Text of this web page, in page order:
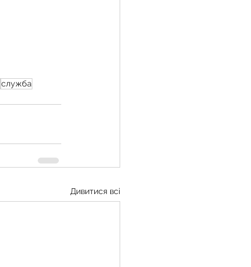
служба
Дивитися всі